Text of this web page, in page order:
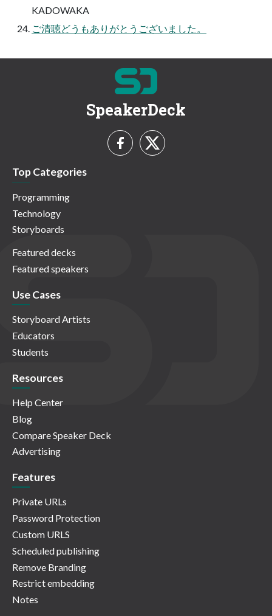
KADOWAKA
ご清聴どうもありがとうございました。
SpeakerDeck
Top Categories
Programming
Technology
Storyboards
Featured decks
Featured speakers
Use Cases
Storyboard Artists
Educators
Students
Resources
Help Center
Blog
Compare Speaker Deck
Advertising
Features
Private URLs
Password Protection
Custom URLS
Scheduled publishing
Remove Branding
Restrict embedding
Notes